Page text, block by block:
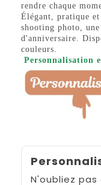
rendre chaque
Élégant, pratique
shooting photo,
d'anniversaire.
couleurs.
Personnalisation
N'oubliez